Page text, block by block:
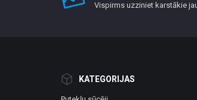
Vispirms uzziniet karstākie
KATEGORIJAS